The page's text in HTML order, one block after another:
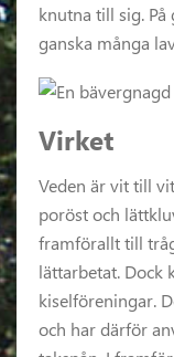
knutna till sig.
ganska många
Virket
Veden är vit till
poröst och
framförallt till
lättarbetat. Dock
kiselföreningar.
och har därför